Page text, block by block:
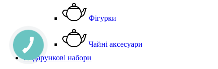
Фігурки
Чайні аксесуари
Подарункові набори